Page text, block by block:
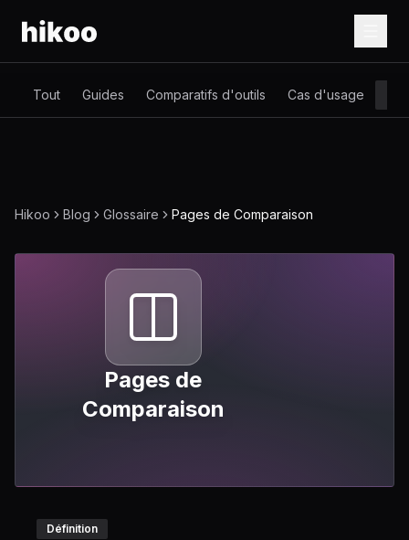
Tout Guides Comparatifs d'outils Cas d'usage
Hikoo Blog Glossaire Pages de Comparaison
Pages de
Comparaison
Définition